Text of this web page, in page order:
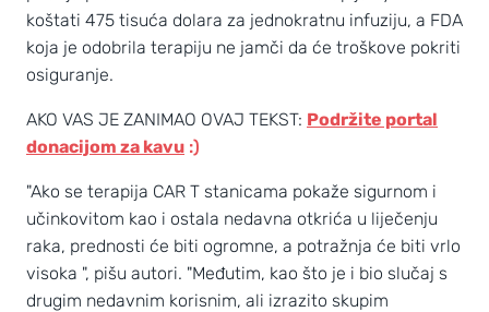
koštati 475 tisuća dolara za jednokratnu infuziju, a FDA
koja je odobrila terapiju ne jamči da će troškove pokriti
osiguranje.
AKO VAS JE ZANIMAO OVAJ TEKST: Podržite portal
donacijom za kavu :)
"Ako se terapija CAR T stanicama pokaže sigurnom i
učinkovitom kao i ostala nedavna otkrića u liječenju
raka, prednosti će biti ogromne, a potražnja će biti vrlo
visoka ", pišu autori. "Međutim, kao što je i bio slučaj s
drugim nedavnim korisnim, ali izrazito skupim